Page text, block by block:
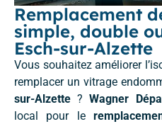
Remplacement
simple, double
Esch-sur-Alzette
Vous souhaitez améliorer
remplacer un vitrage
sur-Alzette ?Wagner
local pour le